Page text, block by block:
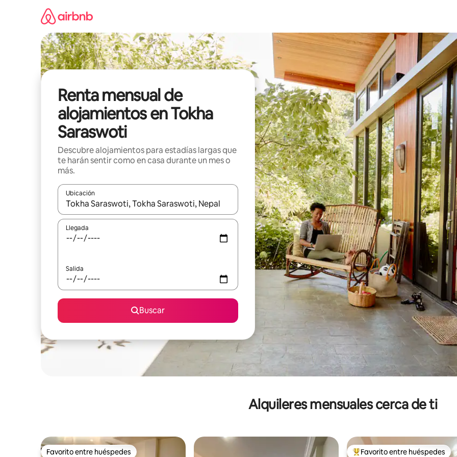
Renta mensual de
alojamientos en Tokha
Saraswoti
Descubre alojamientos para estadías largas que
te harán sentir como en casa durante un mes o
más.
Ubicación
Cuando los resultados estén disponibles, navega con las teclas de flecha hacia arriba y hacia abajo o explora con el
Llegada
Salida
Buscar
Alquileres mensuales cerca de ti
Favorito entre huéspedes Favorito entre huéspedes